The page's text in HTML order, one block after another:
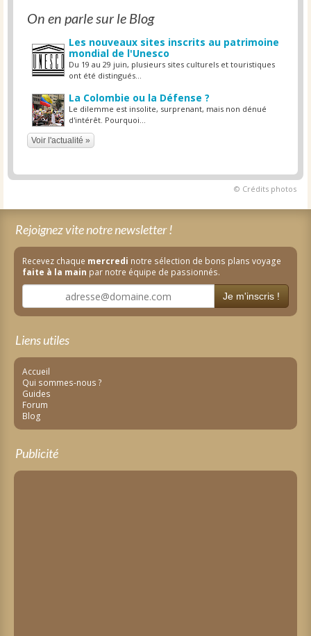
On en parle sur le Blog
Les nouveaux sites inscrits au patrimoine
mondial de l'Unesco
Du 19 au 29 juin, plusieurs sites culturels et touristiques
ont été distingués...
La Colombie ou la Défense ?
Le dilemme est insolite, surprenant, mais non dénué
d'intérêt. Pourquoi...
Voir l'actualité »
© Crédits photos
Rejoignez vite notre newsletter !
Recevez chaque mercredi notre sélection de bons plans voyage
faite à la main par notre équipe de passionnés.
Je m'inscris !
Liens utiles
Accueil
Qui sommes-nous ?
Guides
Forum
Blog
Publicité